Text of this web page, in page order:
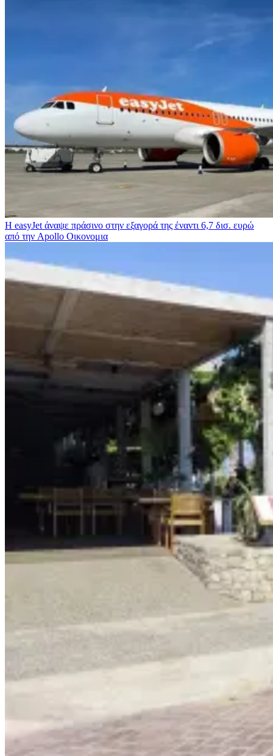
Η easyJet άναψε πράσινο στην εξαγορά της έναντι 6,7 δισ. ευρώ
από την Apollo Οικονομια